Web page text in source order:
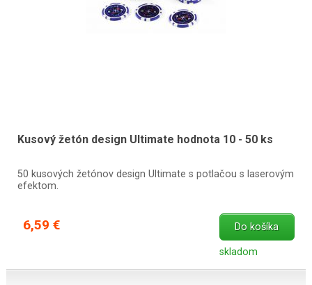
Kusový žetón design Ultimate hodnota 10 - 50 ks
50 kusových žetónov design Ultimate s potlačou s laserovým
efektom.
6,59 € Do košíka
skladom